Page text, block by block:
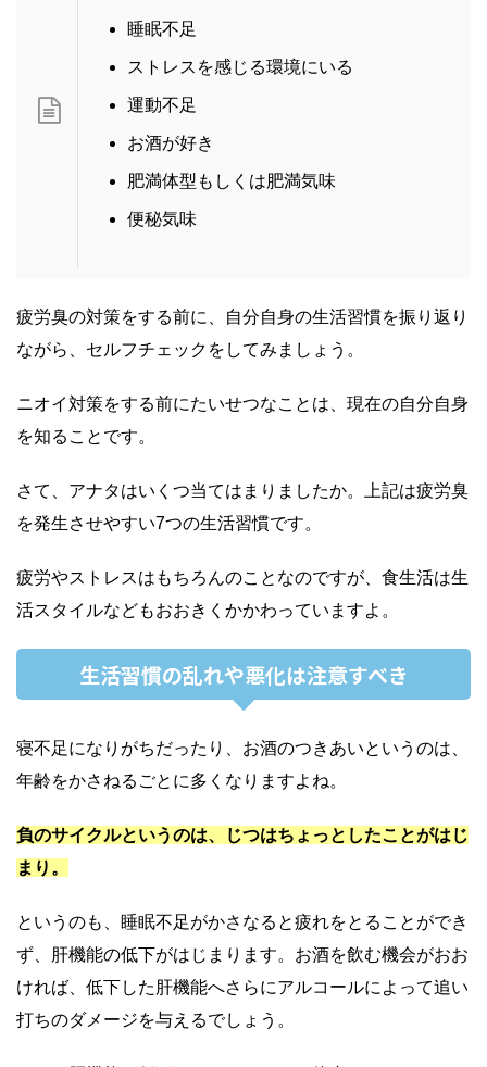
睡眠不足
ストレスを感じる環境にいる
運動不足
お酒が好き
肥満体型もしくは肥満気味
便秘気味
疲労臭の対策をする前に、自分自身の生活習慣を振り返り
ながら、セルフチェックをしてみましょう。
ニオイ対策をする前にたいせつなことは、現在の自分自身
を知ることです。
さて、 アナタはいくつ当てはまりましたか。上記は疲労臭
を発生させやすい7つの生活習慣です。
疲労やストレスはもちろんのことなのですが、食生活は生
活スタイルなどもおおきくかかわっていますよ。
生活習慣の乱れや悪化は注意すべき
寝不足になりがちだったり、お酒のつきあいというのは、
年齢をかさねるごとに多くなりますよね。
負のサイクルというのは、じつはちょっとしたことがはじ
まり。
というのも、睡眠不足がかさなると疲れをとることができ
ず、肝機能の低下がはじまります。 お酒を飲む機会がおお
ければ、低下した肝機能へさらにアルコールによって追い
打ちのダメージを与えるでしょう。